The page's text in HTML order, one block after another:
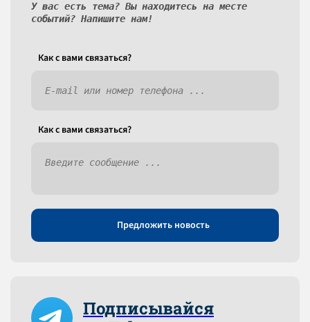
У вас есть тема? Вы находитесь на месте
событий? Напишите нам!
Как c вами связаться?
Как c вами связаться?
Предложить новость
Подписывайся